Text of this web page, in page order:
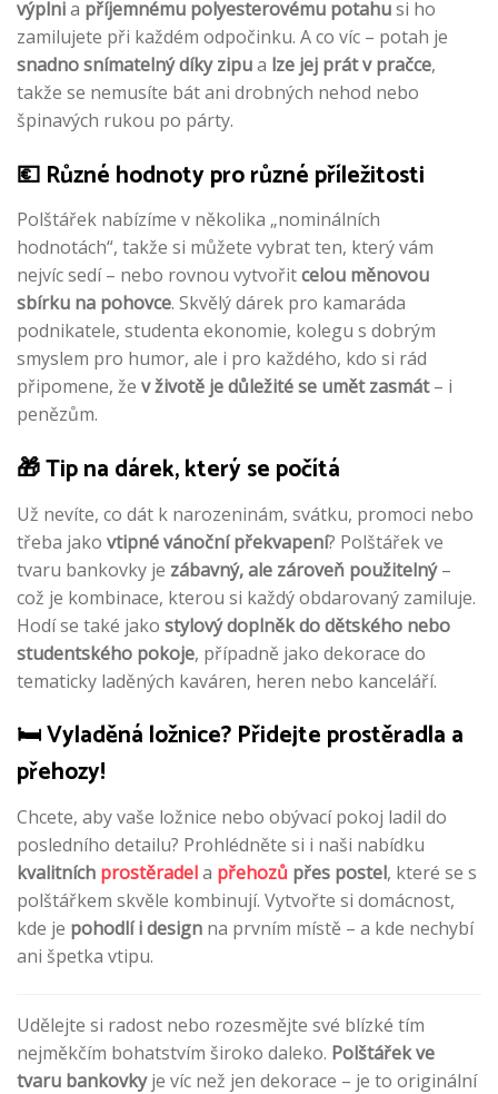
výplnia příjemnému polyesterovému potahusi ho
zamilujete při každém odpočinku. A co víc – potah je
snadno snímatelný díky zipua lze jej prát v pračce,
takže se nemusíte bát ani drobných nehod nebo
špinavých rukou po párty.
💶 Různé hodnoty pro různé příležitosti
Polštářek nabízíme v několika „nominálních
hodnotách“, takže si můžete vybrat ten, který vám
nejvíc sedí – nebo rovnou vytvořitcelou měnovou
sbírku na pohovce. Skvělý dárek pro kamaráda
podnikatele, studenta ekonomie, kolegu s dobrým
smyslem pro humor, ale i pro každého, kdo si rád
připomene, že v životě je důležité se umět zasmát– i
penězům.
🎁 Tip na dárek, který se počítá
Už nevíte, co dát k narozeninám, svátku, promoci nebo
třeba jako vtipné vánoční překvapení? Polštářek ve
tvaru bankovky je zábavný, ale zároveň použitelný–
což je kombinace, kterou si každý obdarovaný zamiluje.
Hodí se také jako stylový doplněk do dětského nebo
studentského pokoje, případně jako dekorace do
tematicky laděných kaváren, heren nebo kanceláří.
🛏 Vyladěná ložnice? Přidejte prostěradla a
přehozy!
Chcete, aby vaše ložnice nebo obývací pokoj ladil do
posledního detailu? Prohlédněte si i naši nabídku
kvalitních prostěradela přehozů přes postel, které se s
polštářkem skvěle kombinují. Vytvořte si domácnost,
kde je pohodlí i design na prvním místě – a kde nechybí
ani špetka vtipu.
Udělejte si radost nebo rozesmějte své blízké tím
nejměkčím bohatstvím široko daleko. Polštářek ve
tvaru bankovkyje víc než jen dekorace – je to originální